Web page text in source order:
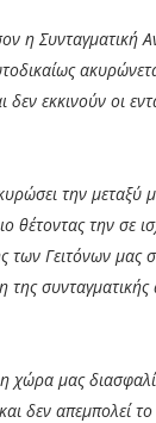
η Συνταγματική
εκκινούν οι
την μεταξύ
θέτοντας την σε
των Γειτόνων μας
της
χώρα μας
δεν απεμπολεί το